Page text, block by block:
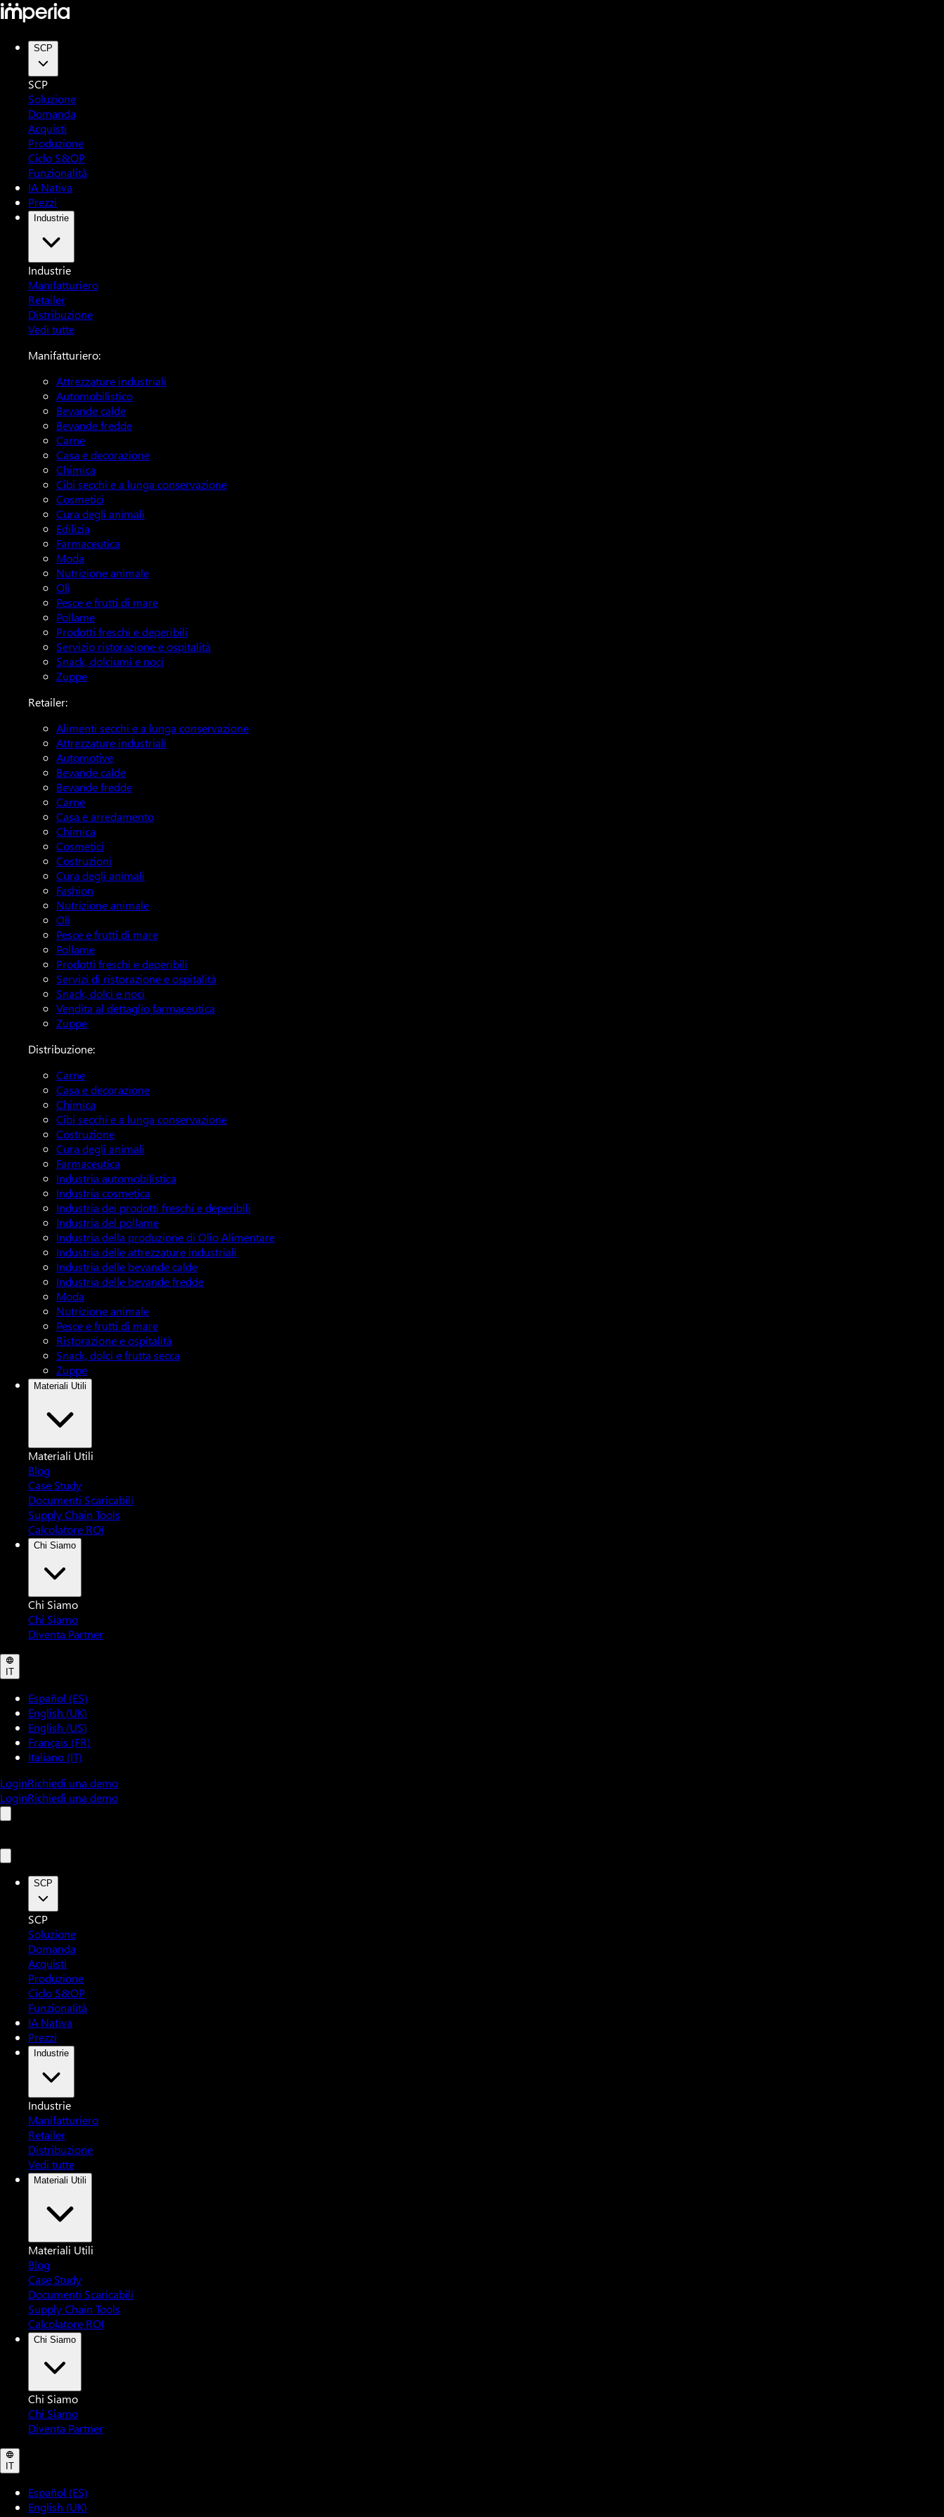
SCP
SCP
Soluzione
Domanda
Acquisti
Produzione
Ciclo S&OP
Funzionalità
IA Nativa
Prezzi
Industrie
Industrie
Manifatturiero
Retailer
Distribuzione
Vedi tutte
Manifatturiero:
Attrezzature industriali
Automobilistico
Bevande calde
Bevande fredde
Carne
Casa e decorazione
Chimica
Cibi secchi e a lunga conservazione
Cosmetici
Cura degli animali
Edilizia
Farmaceutica
Moda
Nutrizione animale
Oli
Pesce e frutti di mare
Pollame
Prodotti freschi e deperibili
Servizio ristorazione e ospitalità
Snack, dolciumi e noci
Zuppe
Retailer:
Alimenti secchi e a lunga conservazione
Attrezzature industriali
Automotive
Bevande calde
Bevande fredde
Carne
Casa e arredamento
Chimica
Cosmetici
Costruzioni
Cura degli animali
Fashion
Nutrizione animale
Oli
Pesce e frutti di mare
Pollame
Prodotti freschi e deperibili
Servizi di ristorazione e ospitalità
Snack, dolci e noci
Vendita al dettaglio farmaceutica
Zuppe
Distribuzione:
Carne
Casa e decorazione
Chimica
Cibi secchi e a lunga conservazione
Costruzione
Cura degli animali
Farmaceutica
Industria automobilistica
Industria cosmetica
Industria dei prodotti freschi e deperibili
Industria del pollame
Industria della produzione di Olio Alimentare
Industria delle attrezzature industriali
Industria delle bevande calde
Industria delle bevande fredde
Moda
Nutrizione animale
Pesce e frutti di mare
Ristorazione e ospitalità
Snack, dolci e frutta secca
Zuppe
Materiali Utili
Materiali Utili
Blog
Case Study
Documenti Scaricabili
Supply Chain Tools
Calcolatore ROI
Chi Siamo
Chi Siamo
Chi Siamo
Diventa Partner
IT
Español (ES)
English (UK)
English (US)
Français (FR)
Italiano (IT)
LoginRichiedi una demo
LoginRichiedi una demo
SCP
SCP
Soluzione
Domanda
Acquisti
Produzione
Ciclo S&OP
Funzionalità
IA Nativa
Prezzi
Industrie
Industrie
Manifatturiero
Retailer
Distribuzione
Vedi tutte
Materiali Utili
Materiali Utili
Blog
Case Study
Documenti Scaricabili
Supply Chain Tools
Calcolatore ROI
Chi Siamo
Chi Siamo
Chi Siamo
Diventa Partner
IT
Español (ES)
English (UK)